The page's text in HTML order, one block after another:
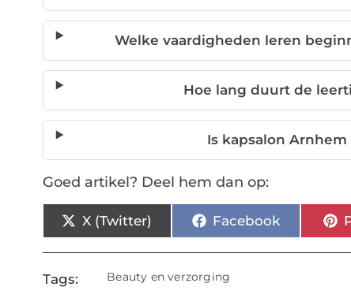
Welke vaardigheden leren
Hoe lang duurt de
Is kapsalon
Goed artikel? Deel hem dan op:
X (Twitter) Facebook
Tags: Beauty en verzorging